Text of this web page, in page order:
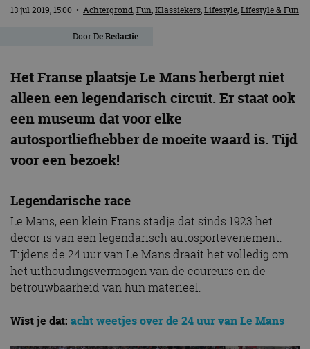
13 jul 2019, 15:00 • Achtergrond,Fun,Klassiekers,Lifestyle,Lifestyle & Fun
DoorDe Redactie .
Het Franse plaatsje Le Mans herbergt niet
alleen een legendarisch circuit. Er staat ook
een museum dat voor elke
autosportliefhebber de moeite waard is. Tijd
voor een bezoek!
Legendarische race
Le Mans, een klein Frans stadje dat sinds 1923 het
decor is van een legendarisch autosportevenement.
Tijdens de 24 uur van Le Mans draait het volledig om
het uithoudingsvermogen van de coureurs en de
betrouwbaarheid van hun materieel.
Wist je dat: acht weetjes over de 24 uur van Le Mans